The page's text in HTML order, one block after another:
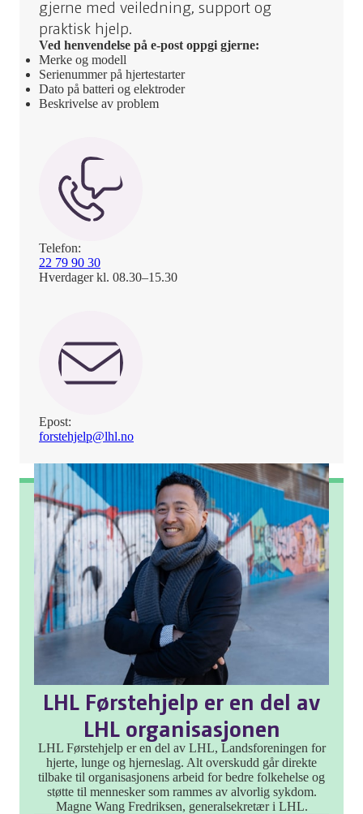
gjerne med veiledning, support og
praktisk hjelp.
Ved henvendelse på e-post oppgi gjerne:
Merke og modell
Serienummer på hjertestarter
Dato på batteri og elektroder
Beskrivelse av problem
Telefon:
22 79 90 30
Hverdager kl. 08.30–15.30
Epost:
forstehjelp@lhl.no
LHL Førstehjelp er en del av
LHL organisasjonen
LHL Førstehjelp er en del av LHL, Landsforeningen for
hjerte, lunge og hjerneslag. Alt overskudd går direkte
tilbake til organisasjonens arbeid for bedre folkehelse og
støtte til mennesker som rammes av alvorlig sykdom.
Magne Wang Fredriksen, generalsekretær i LHL.